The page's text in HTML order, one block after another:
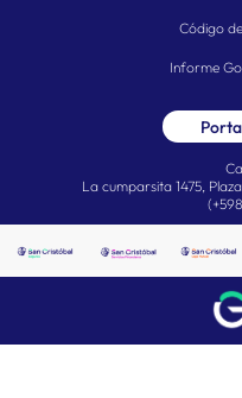
Código
Informe
La cumparsita 1475,